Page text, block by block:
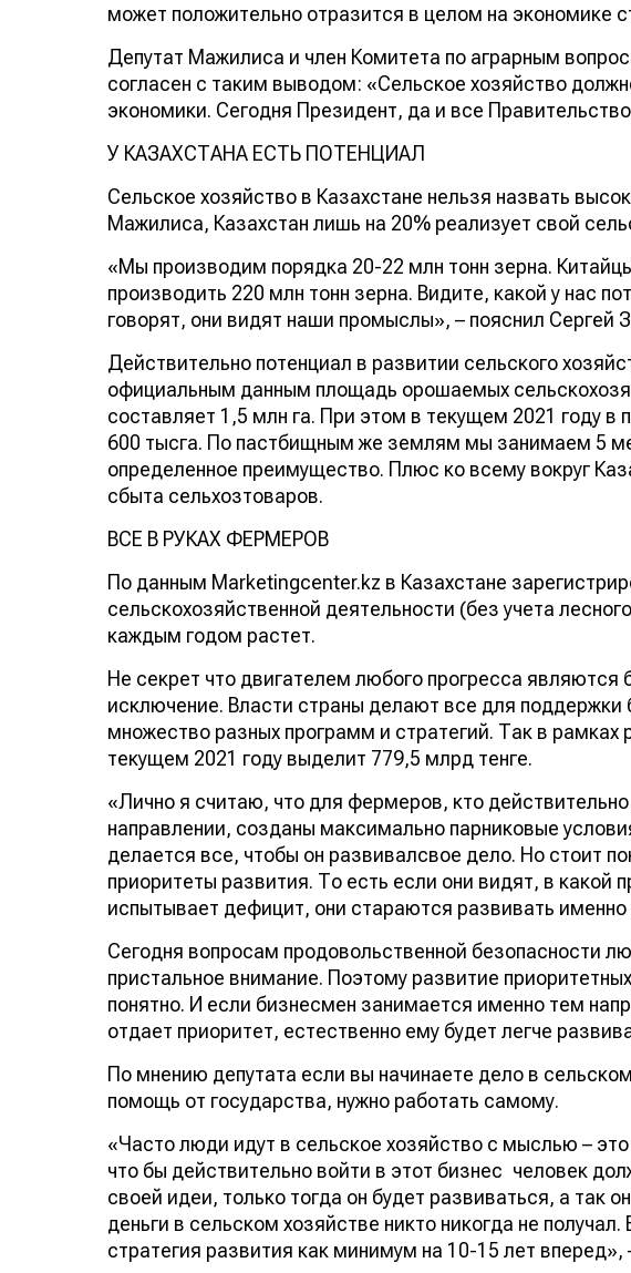
может положительно отразится в целом на экономике
Депутат Мажилиса и член Комитета по аграрным
согласен с таким выводом: «Сельское хозяйство
экономики. Сегодня Президент, да и все
У КАЗАХСТАНА ЕСТЬ ПОТЕНЦИАЛ
Сельское хозяйство в Казахстане нельзя назвать
Мажилиса, Казахстан лишь на 20% реализует свой
«Мы производим порядка 20-22 млн тонн зерна.
производить 220 млн тонн зерна. Видите, какой у нас
говорят, они видят наши промыслы», – пояснил Сергей
Действительно потенциал в развитии сельского
официальным данным площадь орошаемых
составляет 1,5 млн га. При этом в текущем 2021 году в
600 тысга. По пастбищным же землям мы занимаем 5
определенное преимущество. Плюс ко всему вокруг
сбыта сельхозтоваров.
ВСЕ В РУКАХ ФЕРМЕРОВ
По данным Marketingcenter.kz в Казахстане
сельскохозяйственной деятельности (без учета
каждым годом растет.
Не секрет что двигателем любого прогресса являются
исключение. Власти страны делают все для поддержки
множество разных программ и стратегий. Так в рамках
текущем 2021 году выделит 779,5 млрд тенге.
«Лично я считаю, что для фермеров, кто
направлении, созданы максимально парниковые
делается все, чтобы он развивалсвое дело. Но стоит
приоритеты развития. То есть если они видят, в какой
испытывает дефицит, они стараются развивать
Сегодня вопросам продовольственной безопасности
пристальное внимание. Поэтому развитие
понятно. И если бизнесмен занимается именно тем
отдает приоритет, естественно ему будет легче
По мнению депутата если вы начинаете дело в
помощь от государства, нужно работать самому.
«Часто люди идут в сельское хозяйство с мыслью – это
что бы действительно войти в этот бизнес человек
своей идеи, только тогда он будет развиваться, а так
деньги в сельском хозяйстве никто никогда не
стратегия развития как минимум на 10-15 лет вперед»,